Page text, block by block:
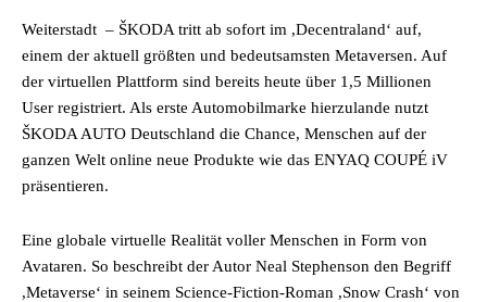
Weiterstadt – ŠKODA tritt ab sofort im ,Decentraland‘ auf,
einem der aktuell größten und bedeutsamsten Metaversen. Auf
der virtuellen Plattform sind bereits heute über 1,5 Millionen
User registriert. Als erste Automobilmarke hierzulande nutzt
ŠKODA AUTO Deutschland die Chance, Menschen auf der
ganzen Welt online neue Produkte wie das ENYAQ COUPÉ iV
präsentieren.
Eine globale virtuelle Realität voller Menschen in Form von
Avataren. So beschreibt der Autor Neal Stephenson den Begriff
,Metaverse‘ in seinem Science-Fiction-Roman ,Snow Crash‘ von